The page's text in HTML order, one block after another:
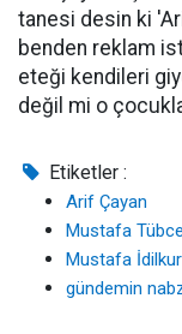
tanesi desin ki
benden reklam
eteği kendileri
değil mi o
Etiketler :
Arif Çayan
Mustafa
Mustafa
gündemin